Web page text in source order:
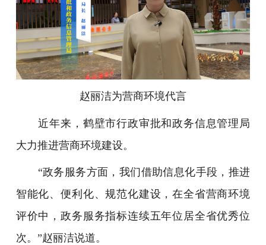
赵丽洁为营商环境代言
近年来，鹤壁市行政审批和政务信息管理局
大力推进营商环境建设。
“政务服务方面，我们借助信息化手段，推进
智能化、便利化、规范化建设，在全省营商环境
评价中，政务服务指标连续五年位居全省优秀位
次。”赵丽洁说道。